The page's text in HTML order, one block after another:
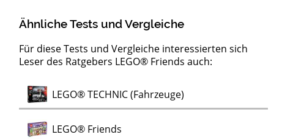
Ähnliche Tests und Vergleiche
Für diese Tests und Vergleiche interessierten sich
Leser des Ratgebers LEGO® Friends auch:
LEGO® TECHNIC (Fahrzeuge)
LEGO® Friends
LEGO® Harry PotterTest
DUPLO® SetsTest
DUPLO®
EisenbahnTest
LEGO® ArchitectureTest
LEGO® Hidden SideTest
LEGO®
EisenbahnenTest